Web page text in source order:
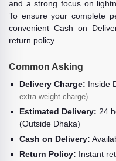
and a strong focus on
To ensure your complete
convenient Cash on
return policy.
Common Asking
Delivery Charge: Inside
extra weight charge)
Estimated Delivery: 24
(Outside Dhaka)
Cash on Delivery:
Return Policy: Instant